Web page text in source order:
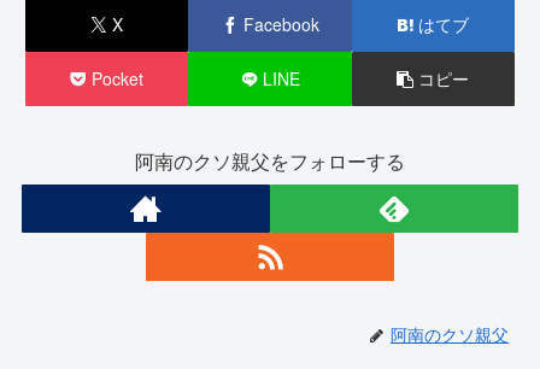
X Facebook はてブ
Pocket LINE コピー
阿南のクソ親父をフォローする
阿南のクソ親父